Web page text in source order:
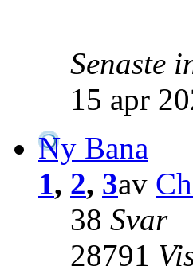
Senaste
15 apr
Ny Bana
1, 2, 3av
38 Svar
28791